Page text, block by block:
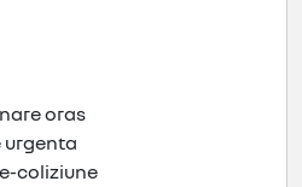
oras
urgenta
coliziune